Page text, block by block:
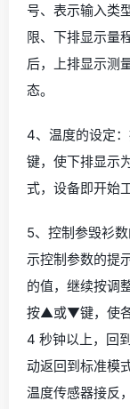
号、表示输入类
限、下排显示量
后，上排显示测
态。
4、温度的设定
键，使下排显示
式，设备即开始工
5、控制参毁衫
示控制参数的提
的值，继续按调
按▲或▼键，使
4 秒钟以上，回
动返回到标准模
温度传感器接反